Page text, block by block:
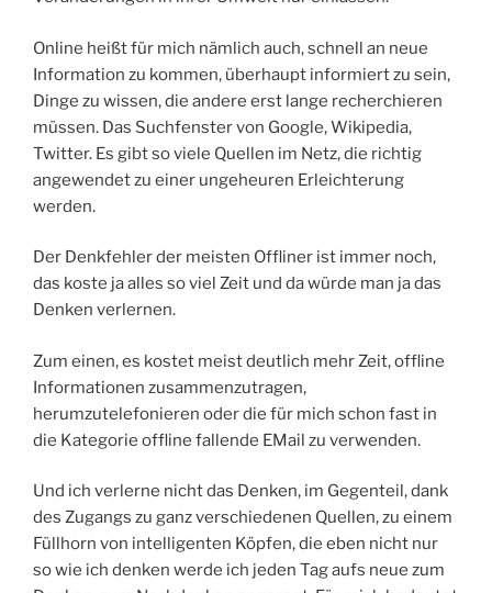
Online heißt für mich nämlich auch, schnell an neue
Information zu kommen, überhaupt informiert zu sein,
Dinge zu wissen, die andere erst lange recherchieren
müssen. Das Suchfenster von Google, Wikipedia,
Twitter. Es gibt so viele Quellen im Netz, die richtig
angewendet zu einer ungeheuren Erleichterung
werden.
Der Denkfehler der meisten Offliner ist immer noch,
das koste ja alles so viel Zeit und da würde man ja das
Denken verlernen.
Zum einen, es kostet meist deutlich mehr Zeit, offline
Informationen zusammenzutragen,
herumzutelefonieren oder die für mich schon fast in
die Kategorie offline fallende EMail zu verwenden.
Und ich verlerne nicht das Denken, im Gegenteil, dank
des Zugangs zu ganz verschiedenen Quellen, zu einem
Füllhorn von intelligenten Köpfen, die eben nicht nur
so wie ich denken werde ich jeden Tag aufs neue zum